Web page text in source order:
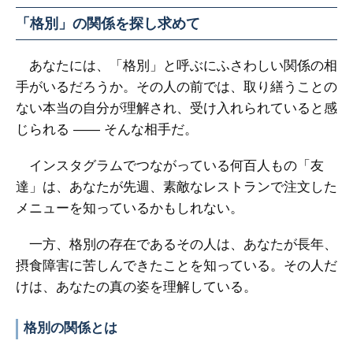
「格別」の関係を探し求めて
あなたには、「格別」と呼ぶにふさわしい関係の相
手がいるだろうか。その人の前では、取り繕うことの
ない本当の自分が理解され、受け入れられていると感
じられる ―― そんな相手だ。
インスタグラムでつながっている何百人もの「友
達」は、あなたが先週、素敵なレストランで注文した
メニューを知っているかもしれない。
一方、格別の存在であるその人は、あなたが長年、
摂食障害に苦しんできたことを知っている。その人だ
けは、あなたの真の姿を理解している。
格別の関係とは